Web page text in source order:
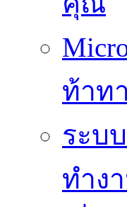
ท้าท
ระบ
ทำง